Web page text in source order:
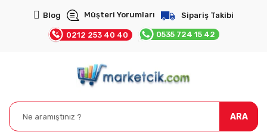
Blog Müşteri Yorumları Sipariş Takibi
0212 253 40 40 0535 724 15 42
ARA